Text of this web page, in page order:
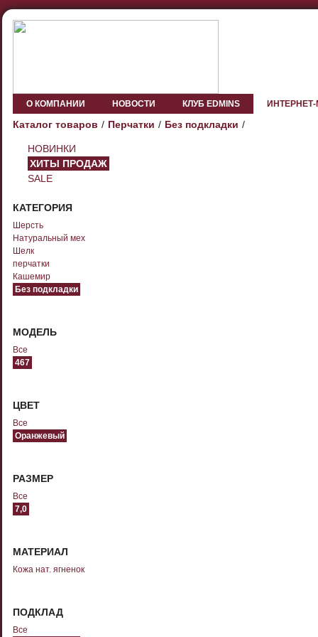
О КОМПАНИИ НОВОСТИ КЛУБ EDMINS
Каталог товаров Перчатки Без подкладки
НОВИНКИ
ХИТЫ ПРОДАЖ
SALE
КАТЕГОРИЯ
Шерсть
Натуральный мех
Шелк
перчатки
Кашемир
Без подкладки
МОДЕЛЬ
Все
467
ЦВЕТ
Все
Оранжевый
РАЗМЕР
Все
7,0
МАТЕРИАЛ
Кожа нат. ягненок
ПОДКЛАД
Все